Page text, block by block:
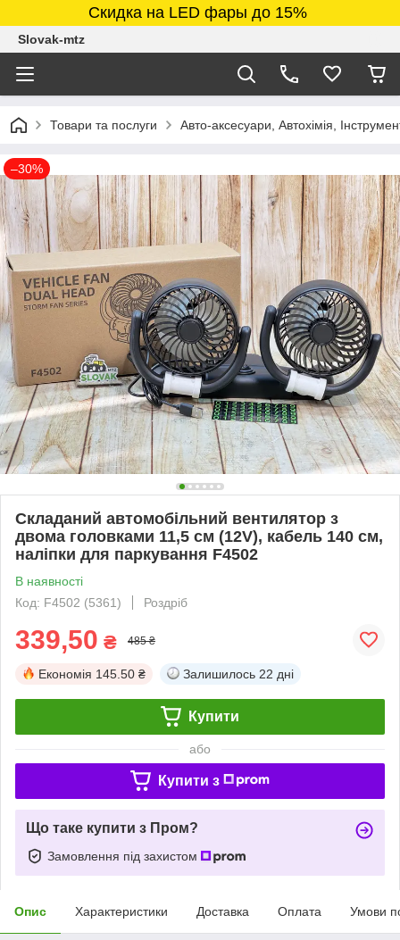
Скидка на LED фары до 15%
Slovak-mtz
Товари та послуги Авто-аксесуари, Автохімія,
–30%
Складаний автомобільний вентилятор з
двома головками 11,5 см (12V), кабель 140 см,
наліпки для паркування F4502
В наявності
Код: F4502 (5361)
Роздріб
339,50 ₴ 485 ₴
Економія 145.50 ₴ Залишилось 22 дні
Купити
або
Купити з
Що таке купити з Пром?
Замовлення під захистом
Опис Характеристики Доставка Оплата Умови